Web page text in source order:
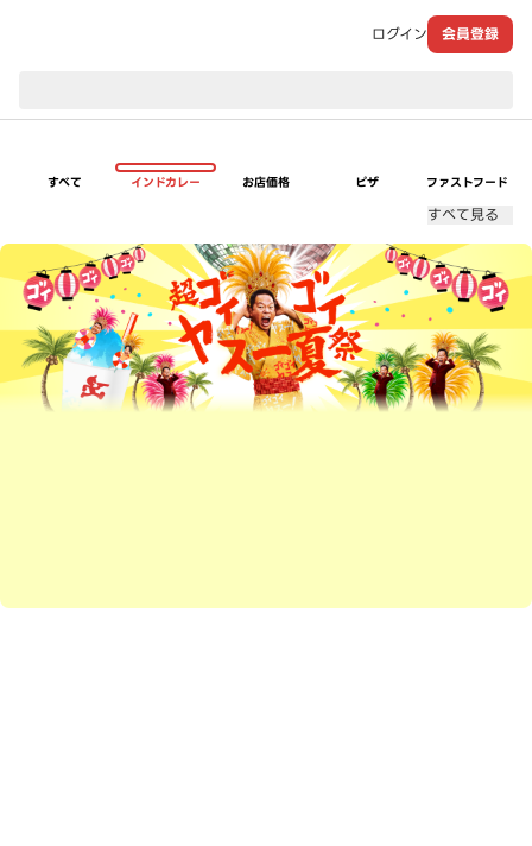
ログイン 会員登録
すべて インドカレー お店価格 ピザ ファストフード
すべて見る
超ゴイゴイヤスー夏祭